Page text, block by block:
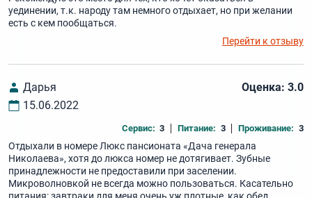
уединении, т.к. народу там немного отдыхает, но при желании
есть с кем пообщаться.
Перейти к отзыву
Дарья
15.06.2022
Оценка: 3.0
Сервис: 3 Питание: 3 Проживание: 3
Отдыхали в номере Люкс пансионата «Дача генерала
Николаева», хотя до люкса номер не дотягивает. Зубные
принадлежности не предоставили при заселении.
Микроволновкой не всегда можно пользоваться. Касательно